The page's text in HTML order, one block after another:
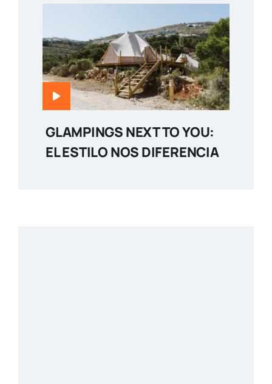
GLAMPINGS NEXT TO YOU:
EL ESTILO NOS DIFERENCIA